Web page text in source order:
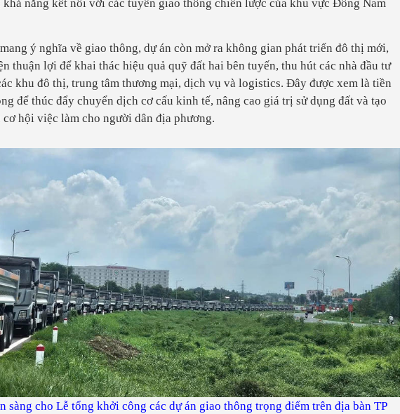
khả năng kết nối với các tuyến giao thông chiến lược của khu vực Đông Nam
ý nghĩa về giao thông, dự án còn mở ra không gian phát triển đô thị mới,
thuận lợi để khai thác hiệu quả quỹ đất hai bên tuyến, thu hút các nhà đầu tư
khu đô thị, trung tâm thương mại, dịch vụ và logistics. Đây được xem là tiền
để thúc đẩy chuyển dịch cơ cấu kinh tế, nâng cao giá trị sử dụng đất và tạo
cơ hội việc làm cho người dân địa phương.
sàng cho Lễ tổng khởi công các dự án giao thông trọng điểm trên địa bàn TP